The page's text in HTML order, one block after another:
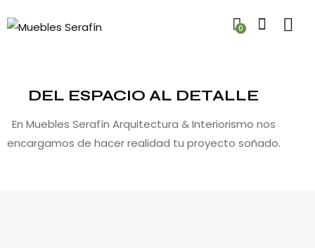
0
DEL ESPACIO AL DETALLE
En Muebles Serafín Arquitectura & Interiorismo nos
encargamos de hacer realidad tu proyecto soñado.